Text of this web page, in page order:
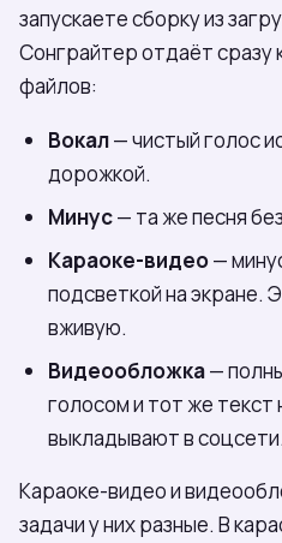
запускаете сборку из
Сонграйтер отдаёт сразу
файлов:
Вокал— чистый голос
дорожкой.
Минус— та же песня
Караоке-видео—
подсветкой на экране.
вживую.
Видеообложка—
голосом и тот же текст
выкладывают в соцсети.
Караоке-видео и
задачи у них разные. В